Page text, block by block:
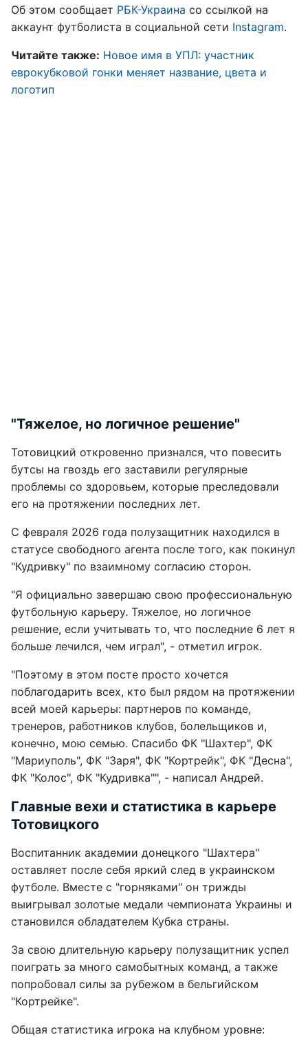
Об этом сообщает РБК-Украина со ссылкой на
аккаунт футболиста в социальной сети Instagram.
Читайте также: Новое имя в УПЛ: участник
еврокубковой гонки меняет название, цвета и
логотип
"Тяжелое, но логичное решение"
Тотовицкий откровенно признался, что повесить
бутсы на гвоздь его заставили регулярные
проблемы со здоровьем, которые преследовали
его на протяжении последних лет.
С февраля 2026 года полузащитник находился в
статусе свободного агента после того, как покинул
"Кудривку" по взаимному согласию сторон.
"Я официально завершаю свою профессиональную
футбольную карьеру. Тяжелое, но логичное
решение, если учитывать то, что последние 6 лет я
больше лечился, чем играл", - отметил игрок.
"Поэтому в этом посте просто хочется
поблагодарить всех, кто был рядом на протяжении
всей моей карьеры: партнеров по команде,
тренеров, работников клубов, болельщиков и,
конечно, мою семью. Спасибо ФК "Шахтер", ФК
"Мариуполь", ФК "Заря", ФК "Кортрейк", ФК "Десна",
ФК "Колос", ФК "Кудривка"", - написал Андрей.
Главные вехи и статистика в карьере
Тотовицкого
Воспитанник академии донецкого "Шахтера"
оставляет после себя яркий след в украинском
футболе. Вместе с "горняками" он трижды
выигрывал золотые медали чемпионата Украины и
становился обладателем Кубка страны.
За свою длительную карьеру полузащитник успел
поиграть за много самобытных команд, а также
попробовал силы за рубежом в бельгийском
"Кортрейке".
Общая статистика игрока на клубном уровне: